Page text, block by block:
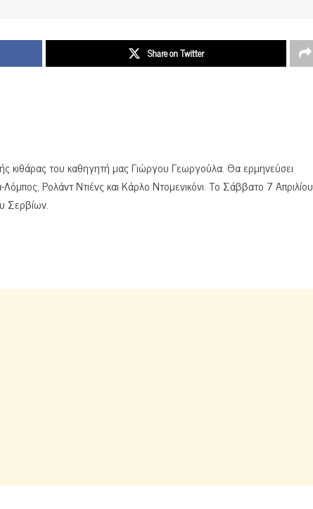
Share on Twitter
κιθάρας του καθηγητή μας Γιώργου Γεωργούλα. Θα ερμηνεύσει
Ρολάντ Ντιένς και Κάρλο Ντομενικόνι. Το Σάββατο 7 Απριλίου
Σερβίων.